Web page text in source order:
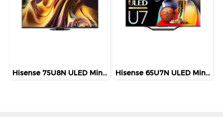
Hisense 75U8N ULED Mini LED Smart TV 75 นิ้ว 4K 144Hz Google TV ปี 2026 Hisense 65U7N ULED Mini LED Smart TV 65 นิ้ว 4K 144Hz Google TV ปี 2026